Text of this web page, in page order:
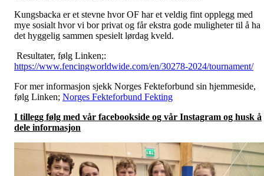
Kungsbacka er et stevne hvor OF har et veldig fint opplegg med
mye sosialt hvor vi bor privat og får ekstra gode muligheter til å ha
det hyggelig sammen spesielt lørdag kveld.
Resultater, følg Linken;:
https://www.fencingworldwide.com/en/30278-2024/tournament/
For mer informasjon sjekk Norges Fekteforbund sin hjemmeside,
følg Linken; Norges Fekteforbund Fekting
I tillegg følg med vår facebookside og vår Instagram og husk å
dele informasjon